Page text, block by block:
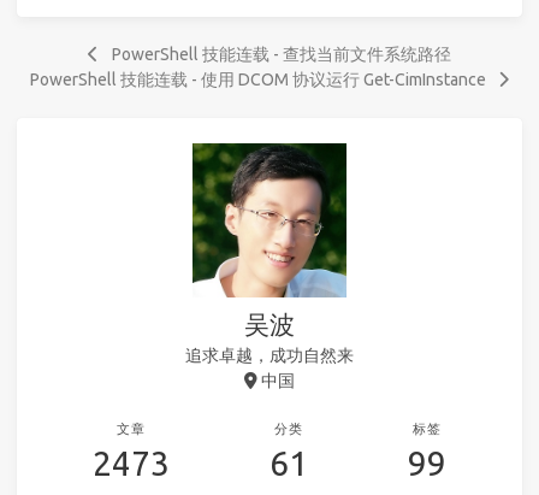
PowerShell 技能连载 - 查找当前文件系统路径
PowerShell 技能连载 - 使用 DCOM 协议运行 Get-CimInstance
吴波
追求卓越，成功自然来
中国
文章
2473
分类
61
标签
99